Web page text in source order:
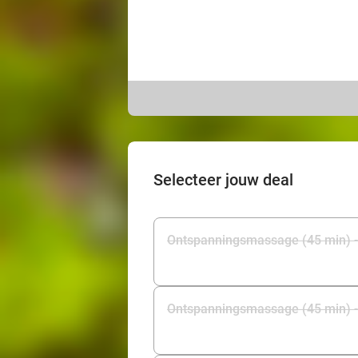
Selecteer jouw deal
Ontspanningsmassage (45 min)
Ontspanningsmassage (45 min)